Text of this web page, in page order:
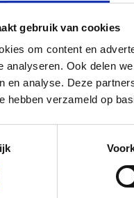
gebruik van cookies
om content en
analyseren. Ook delen
en analyse. Deze
hebben verzameld op